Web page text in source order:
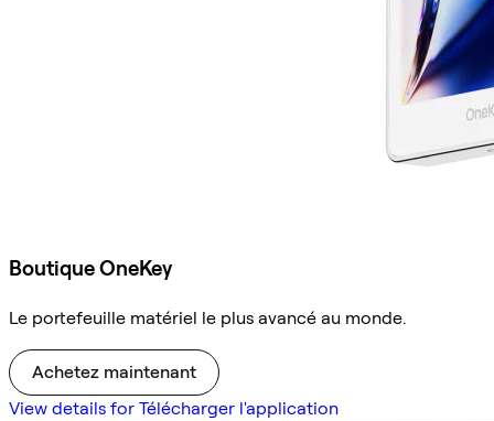
Boutique OneKey
Le portefeuille matériel le plus avancé au monde.
Achetez maintenant
View details for Télécharger l'application